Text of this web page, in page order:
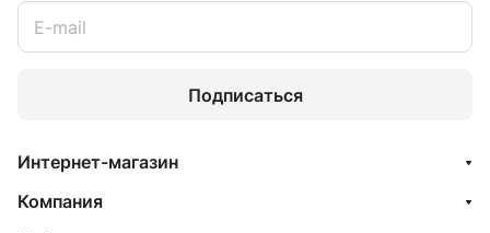
Подписаться
Интернет-магазин
Компания